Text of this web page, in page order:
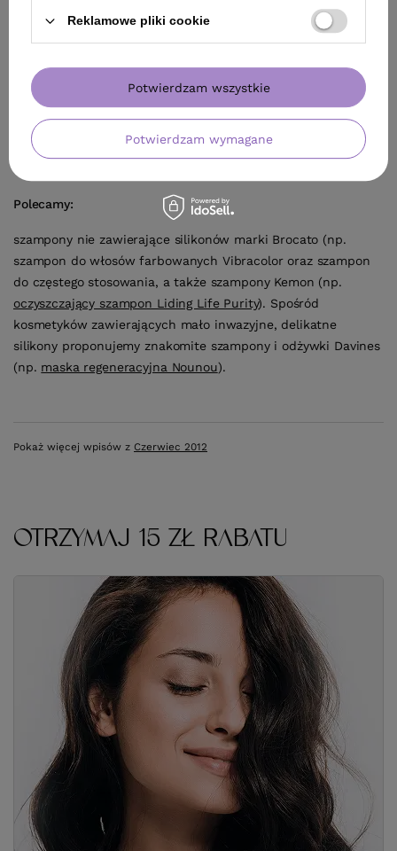
Polecamy:
szampony nie zawierające silikonów marki Brocato (np.
szampon do włosów farbowanych Vibracolor oraz szampon
do częstego stosowania, a także szampony Kemon (np.
oczyszczający szampon Liding Life Purity). Spośród
kosmetyków zawierających mało inwazyjne, delikatne
silikony proponujemy znakomite szampony i odżywki Davines
(np. maska regeneracyjna Nounou).
Pokaż więcej wpisów z Czerwiec 2012
OTRZYMAJ 15 ZŁ RABATU
Reklamowe pliki cookie
Potwierdzam wymagane
Potwierdzam wszystkie